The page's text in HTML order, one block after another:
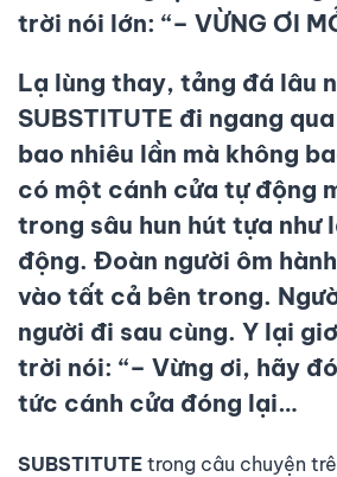
trời nói lớn: “– VỪNG ƠI
Lạ lùng thay, tảng đá lâu
SUBSTITUTE đi ngang
bao nhiêu lần mà không
có một cánh cửa tự động
trong sâu hun hút tựa như
động. Đoàn người ôm
vào tất cả bên trong.
người đi sau cùng. Y lại
trời nói: “– Vừng ơi, hãy
tức cánh cửa đóng lại…
SUBSTITUTE trong câu chuyện